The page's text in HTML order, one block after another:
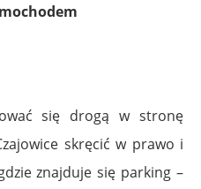
się drogą w stronę
skręcić w prawo i
znajduje się parking –